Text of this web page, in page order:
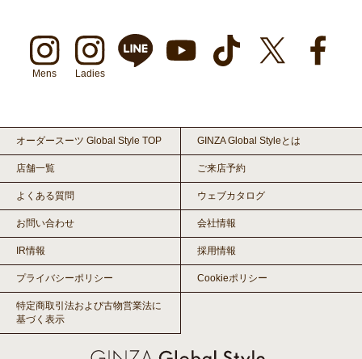
Mens Ladies
オーダースーツ Global Style TOP GINZA Global Styleとは
店舗一覧 ご来店予約
よくある質問 ウェブカタログ
お問い合わせ 会社情報
IR情報 採用情報
プライバシーポリシー Cookieポリシー
特定商取引法および古物営業法に
基づく表示